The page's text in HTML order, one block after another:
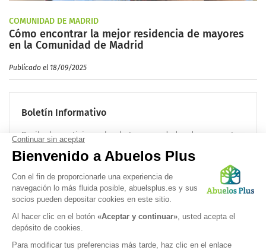
COMUNIDAD DE MADRID
Cómo encontrar la mejor residencia de mayores
en la Comunidad de Madrid
Publicado el 18/09/2025
Boletín Informativo
Recibe las noticias sobre la tercera edad cada mes en tu